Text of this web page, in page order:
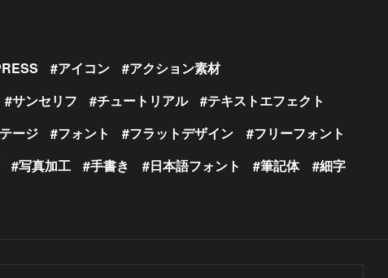
アイコン
アクション素材
サンセリフ チュートリアル
テキストエフェクト
ージ フォント フラットデザイン
フリーフォント
写真加工 手書き 日本語フォント 筆記体
細字